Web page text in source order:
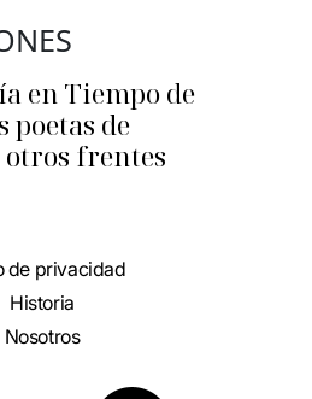
en Tiempo de
poetas de
frentes
de privacidad
Historia
Nosotros